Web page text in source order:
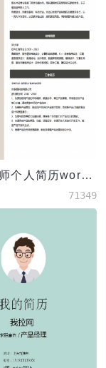
游戏策划师个人简历word模板
71349